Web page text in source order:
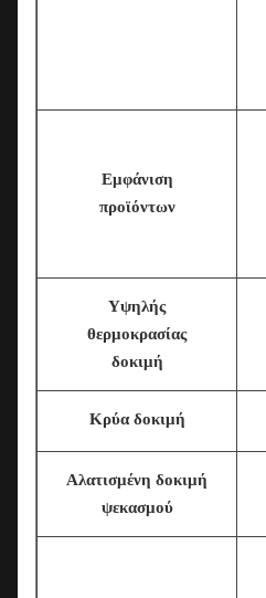
Εμφάνιση
προϊόντων
Υψηλής
θερμοκρασίας
δοκιμή
Κρύα δοκιμή
Αλατισμένη δοκιμή
ψεκασμού